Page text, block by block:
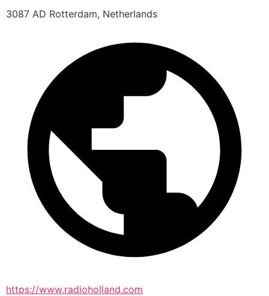
3087 AD Rotterdam, Netherlands
https://www.radioholland.com